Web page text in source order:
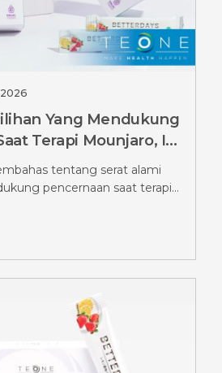
Yang Mendukung
Terapi Mounjaro, Ini
tentang serat alami
pencernaan saat terapi